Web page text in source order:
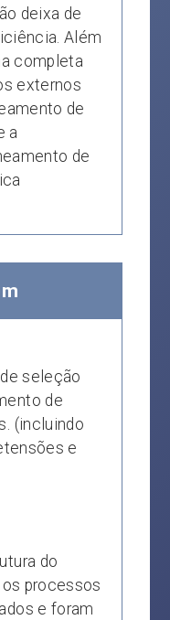
deixa de
Além
completa
externos
de
a
de
seleção
de
(incluindo
e
do
processos
e foram